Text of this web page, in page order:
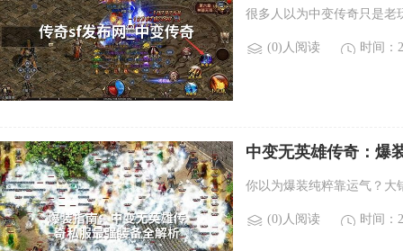
很多人以为中变传奇只是老
(0)人阅读 时间：
中变无英雄传奇：爆
你以为爆装纯粹靠运气？大
(0)人阅读 时间：